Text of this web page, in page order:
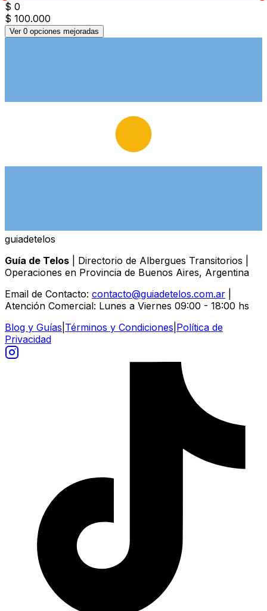
$ 0
$ 100.000
Ver 0 opciones mejoradas
guiadetelos
Guía de Telos | Directorio de Albergues Transitorios |
Operaciones en Provincia de Buenos Aires, Argentina
Email de Contacto: contacto@guiadetelos.com.ar
Atención Comercial: Lunes a Viernes 09:00 - 18:00 hs
Blog y Guías Términos y Condiciones Política de
Privacidad